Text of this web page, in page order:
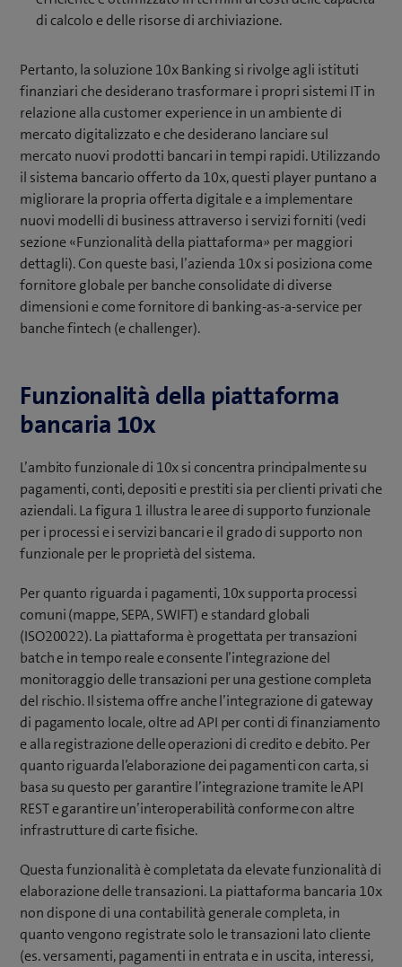
di calcolo e delle risorse di archiviazione.
Pertanto, la soluzione 10x Banking si rivolge agli istituti
finanziari che desiderano trasformare i propri sistemi IT in
relazione alla customer experience in un ambiente di
mercato digitalizzato e che desiderano lanciare sul
mercato nuovi prodotti bancari in tempi rapidi. Utilizzando
il sistema bancario offerto da 10x, questi player puntano a
migliorare la propria offerta digitale e a implementare
nuovi modelli di business attraverso i servizi forniti (vedi
sezione «Funzionalità della piattaforma» per maggiori
dettagli). Con queste basi, l’azienda 10x si posiziona come
fornitore globale per banche consolidate di diverse
dimensioni e come fornitore di banking-as-a-service per
banche fintech (e challenger).
Funzionalità della piattaforma
bancaria 10x
L’ambito funzionale di 10x si concentra principalmente su
pagamenti, conti, depositi e prestiti sia per clienti privati che
aziendali. La figura 1 illustra le aree di supporto funzionale
per i processi e i servizi bancari e il grado di supporto non
funzionale per le proprietà del sistema.
Per quanto riguarda i pagamenti, 10x supporta processi
comuni (mappe, SEPA, SWIFT) e standard globali
(ISO20022). La piattaforma è progettata per transazioni
batch e in tempo reale e consente l’integrazione del
monitoraggio delle transazioni per una gestione completa
del rischio. Il sistema offre anche l’integrazione di gateway
di pagamento locale, oltre ad API per conti di finanziamento
e alla registrazione delle operazioni di credito e debito. Per
quanto riguarda l’elaborazione dei pagamenti con carta, si
basa su questo per garantire l’integrazione tramite le API
REST e garantire un’interoperabilità conforme con altre
infrastrutture di carte fisiche.
Questa funzionalità è completata da elevate funzionalità di
elaborazione delle transazioni. La piattaforma bancaria 10x
non dispone di una contabilità generale completa, in
quanto vengono registrate solo le transazioni lato cliente
(es. versamenti, pagamenti in entrata e in uscita, interessi,